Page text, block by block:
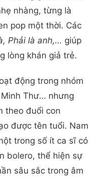
nhàng, từng là
pop một thời. Các
Phải là anh,… giúp
lòng khán giả trẻ.
động trong nhóm
Thư… nhưng
theo đuổi con
được tên tuổi. Nam
trong số ít ca sĩ có
bolero, thể hiện sự
sâu sắc trong âm